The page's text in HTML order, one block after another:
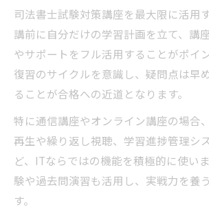
司法書士試験対策講座を最大限に活用
講前に自分だけの学習計画を立て、講
やサポートをフル活用することがポイ
復習のサイクルを意識し、疑問点は早
ることが合格への近道となります。
特に通信講座やオンライン講座の場合
再生や繰り返し視聴、学習進捗管理シ
ど、ITならではの機能を積極的に使い
験や過去問演習も活用し、実戦力を養
す。